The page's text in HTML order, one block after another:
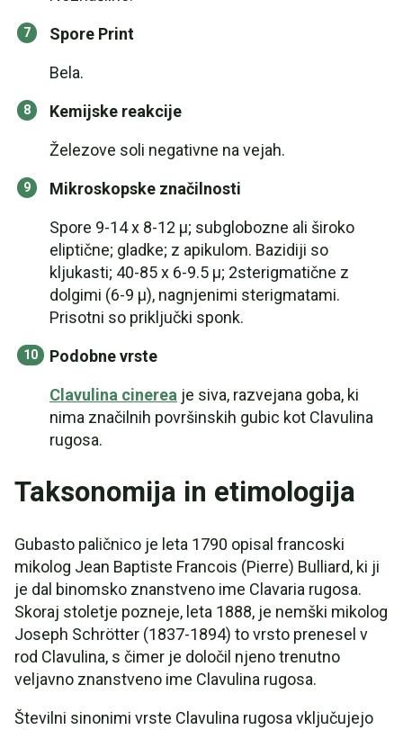
Spore Print
Bela.
Kemijske reakcije
Železove soli negativne na vejah.
Mikroskopske značilnosti
Spore 9-14 x 8-12 µ; subglobozne ali široko
eliptične; gladke; z apikulom. Bazidiji so
kljukasti; 40-85 x 6-9.5 µ; 2sterigmatične z
dolgimi (6-9 µ), nagnjenimi sterigmatami.
Prisotni so priključki sponk.
Podobne vrste
Clavulina cinerea je siva, razvejana goba, ki
nima značilnih površinskih gubic kot Clavulina
rugosa.
Taksonomija in etimologija
Gubasto paličnico je leta 1790 opisal francoski
mikolog Jean Baptiste Francois (Pierre) Bulliard, ki ji
je dal binomsko znanstveno ime Clavaria rugosa.
Skoraj stoletje pozneje, leta 1888, je nemški mikolog
Joseph Schrötter (1837-1894) to vrsto prenesel v
rod Clavulina, s čimer je določil njeno trenutno
veljavno znanstveno ime Clavulina rugosa.
Številni sinonimi vrste Clavulina rugosa vključujejo